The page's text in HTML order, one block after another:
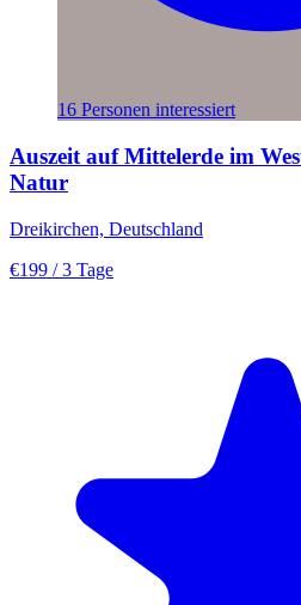
16 Personen interessiert
Auszeit auf Mittelerde im
Natur
Dreikirchen, Deutschland
€199 / 3 Tage